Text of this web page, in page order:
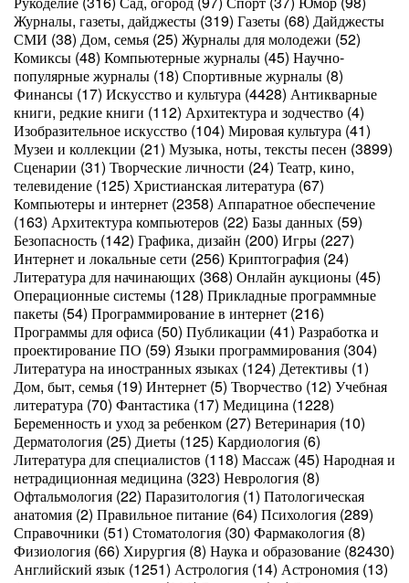
Журналы, газеты, дайджесты (319) Газеты (68) Дайджесты
СМИ (38) Дом, семья (25) Журналы для молодежи (52)
Комиксы (48) Компьютерные журналы (45) Научно-
популярные журналы (18) Спортивные журналы (8)
Финансы (17) Искусство и культура (4428) Антикварные
книги, редкие книги (112) Архитектура и зодчество (4)
Изобразительное искусство (104) Мировая культура (41)
Музеи и коллекции (21) Музыка, ноты, тексты песен (3899)
Сценарии (31) Творческие личности (24) Театр, кино,
телевидение (125) Христианская литература (67)
Компьютеры и интернет (2358) Аппаратное обеспечение
(163) Архитектура компьютеров (22) Базы данных (59)
Безопасность (142) Графика, дизайн (200) Игры (227)
Интернет и локальные сети (256) Криптография (24)
Литература для начинающих (368) Онлайн аукционы (45)
Операционные системы (128) Прикладные программные
пакеты (54) Программирование в интернет (216)
Программы для офиса (50) Публикации (41) Разработка и
проектирование ПО (59) Языки программирования (304)
Литература на иностранных языках (124) Детективы (1)
Дом, быт, семья (19) Интернет (5) Творчество (12) Учебная
литература (70) Фантастика (17) Медицина (1228)
Беременность и уход за ребенком (27) Ветеринария (10)
Дерматология (25) Диеты (125) Кардиология (6)
Литература для специалистов (118) Массаж (45) Народная и
нетрадиционная медицина (323) Неврология (8)
Офтальмология (22) Паразитология (1) Патологическая
анатомия (2) Правильное питание (64) Психология (289)
Справочники (51) Стоматология (30) Фармакология (8)
Физиология (66) Хирургия (8) Наука и образование (82430)
Английский язык (1251) Астрология (14) Астрономия (13)